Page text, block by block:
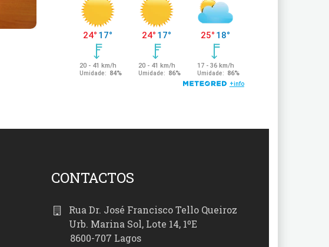
CONTACTOS
Rua Dr. José Francisco Tello Queiroz
Urb. Marina Sol, Lote 14, 1ºE
8600-707 Lagos